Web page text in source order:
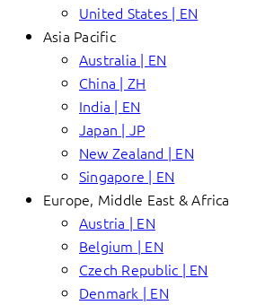
United States | EN
Asia Pacific
Australia | EN
China | ZH
India | EN
Japan | JP
New Zealand | EN
Singapore | EN
Europe, Middle East & Africa
Austria | EN
Belgium | EN
Czech Republic | EN
Denmark | EN